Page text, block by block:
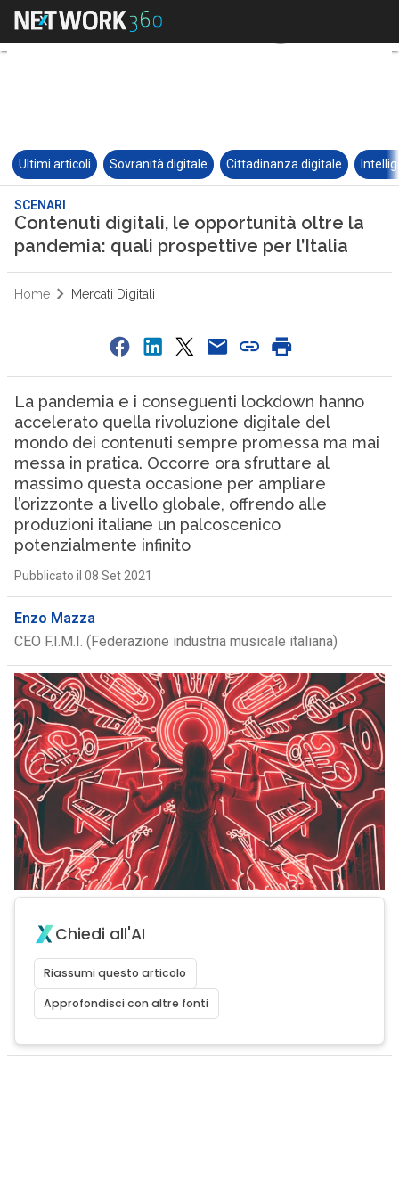
Ultimi articoli Sovranità digitale Cittadinanza digitale
SCENARI
Contenuti digitali, le opportunità oltre la
pandemia: quali prospettive per l’Italia
Home Mercati Digitali
La pandemia e i conseguenti lockdown hanno
accelerato quella rivoluzione digitale del
mondo dei contenuti sempre promessa ma mai
messa in pratica. Occorre ora sfruttare al
massimo questa occasione per ampliare
l’orizzonte a livello globale, offrendo alle
produzioni italiane un palcoscenico
potenzialmente infinito
Pubblicato il 08 Set 2021
Enzo Mazza
CEO F.I.M.I. (Federazione industria musicale italiana)
Chiedi all'AI
Riassumi questo articolo
Approfondisci con altre fonti